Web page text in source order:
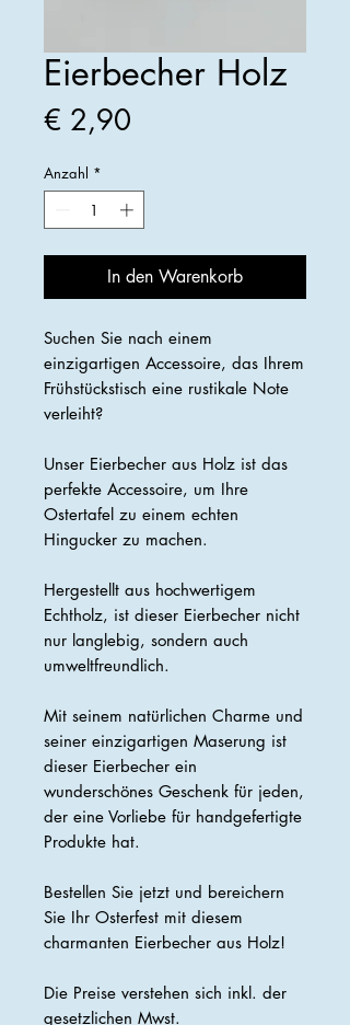
Eierbecher Holz
€ 2,90
Anzahl *
In den Warenkorb
Suchen Sie nach einem
einzigartigen Accessoire, das Ihrem
Frühstückstisch eine rustikale Note
verleiht?
Unser Eierbecher aus Holz ist das
perfekte Accessoire, um Ihre
Ostertafel zu einem echten
Hingucker zu machen.
Hergestellt aus hochwertigem
Echtholz, ist dieser Eierbecher nicht
nur langlebig, sondern auch
umweltfreundlich.
Mit seinem natürlichen Charme und
seiner einzigartigen Maserung ist
dieser Eierbecher ein
wunderschönes Geschenk für jeden,
der eine Vorliebe für handgefertigte
Produkte hat.
Bestellen Sie jetzt und bereichern
Sie Ihr Osterfest mit diesem
charmanten Eierbecher aus Holz!
Die Preise verstehen sich inkl. der
gesetzlichen Mwst.